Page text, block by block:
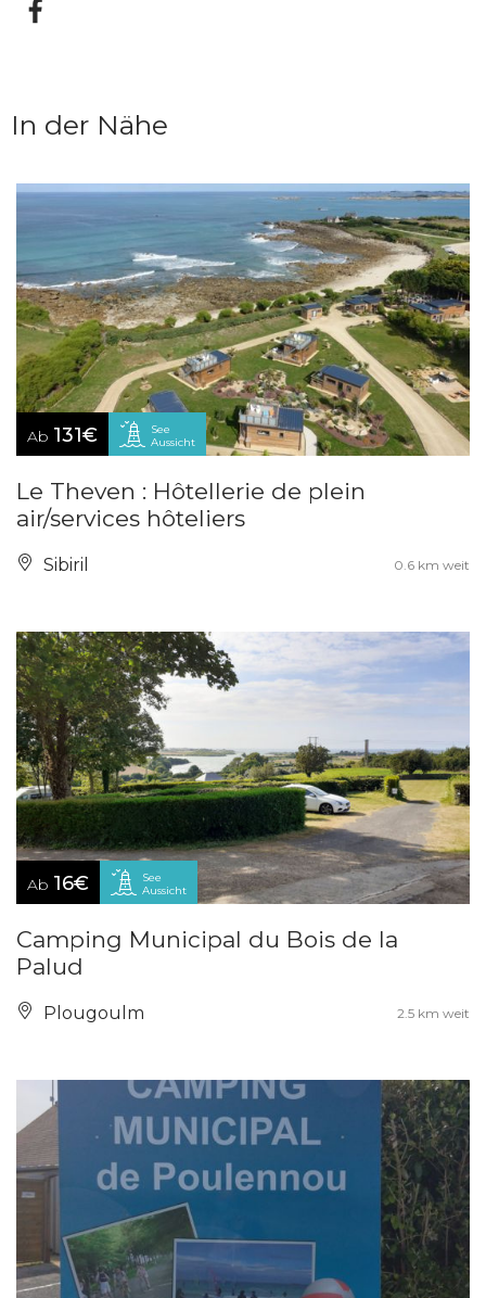
In der Nähe
Ab 131€
See
Aussicht
Le Theven : Hôtellerie de plein
air/services hôteliers
Sibiril 0.6 km weit
Ab 16€
See
Aussicht
Camping Municipal du Bois de la
Palud
Plougoulm 2.5 km weit